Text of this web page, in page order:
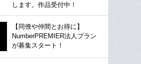
します。作品受付中！
【同僚や仲間とお得に】
NumberPREMIER法人プラン
が募集スタート！